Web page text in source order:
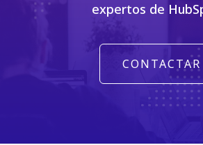
expertos de
CONTACTAR